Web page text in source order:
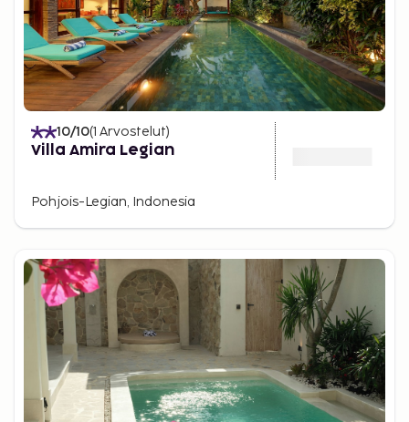
10/10(1 Arvostelut)
Villa Amira Legian
Pohjois-Legian, Indonesia